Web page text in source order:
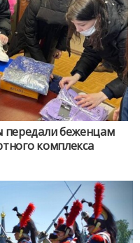
передали беженцам
комплекса